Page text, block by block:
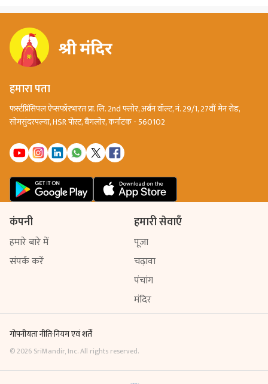
हमारा पता
फर्स्टप्रिंसिपल ऐप्सफॉरभारत प्रा. लि. 2nd फ्लोर, अर्बन वॉल्ट, नं. 29/1, 27वीं मेन रोड,
सोमसुंदरपल्या, HSR पोस्ट, बैंगलोर, कर्नाटक - 560102
कंपनी
हमारे बारे में
संपर्क करें
हमारी सेवाएँ
पूजा
चढ़ावा
पंचांग
मंदिर
गोपनीयता नीति·नियम एवं शर्तें
©2026 SriMandir, Inc. All rights reserved.